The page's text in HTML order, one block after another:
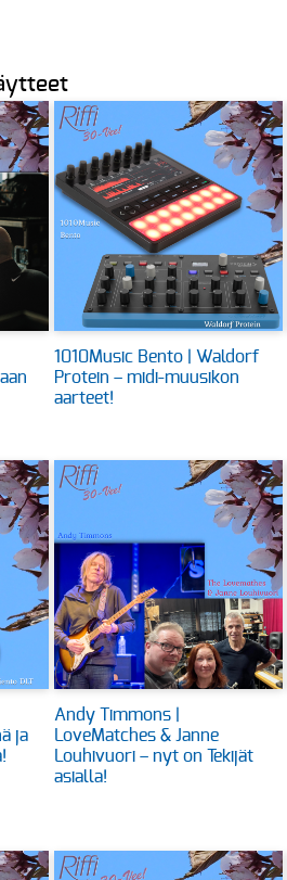
1010Music Bento | Waldorf
Protein – midi-muusikon
aarteet!
ja
Andy Timmons |
LoveMatches & Janne
Louhivuori – nyt on Tekijät
asialla!